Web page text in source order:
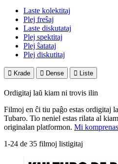
Laste kolektitaj
Plej freŝaj
Laste diskutataj
Plej spektitaj
Plej ŝatataj
Plej diskutitaj
 Krade  Dense  Liste
Ordigitaj laŭ kiam ni trovis ilin
Filmoj en ĉi tiu paĝo estas ordigitaj
Tubaro. Tio neniel estas rilata al
originalan platformon. Mi
1-24 de 35 filmoj listigitaj